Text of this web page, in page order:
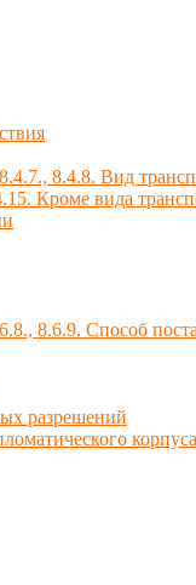
8.4.8. Вид
Кроме вида
8.6.9. Способ
разрешений
корпуса